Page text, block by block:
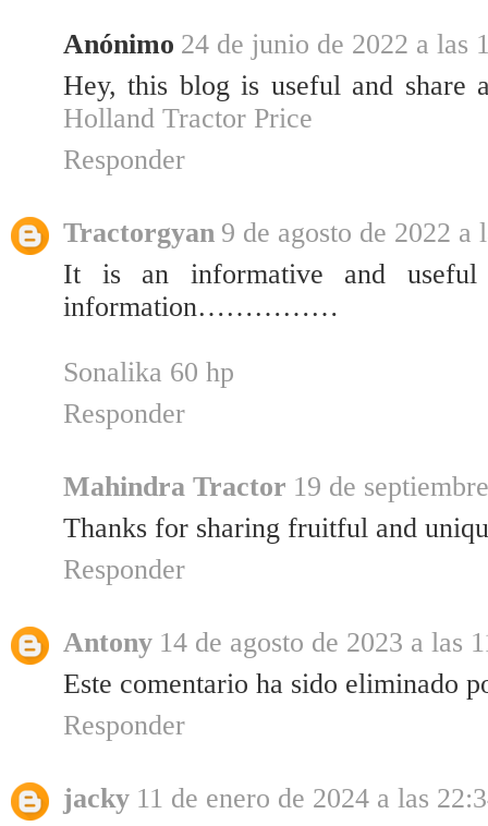
Anónimo 24 de junio de 2022 a las
Hey, this blog is useful and
Holland Tractor Price
Responder
Tractorgyan 9 de agosto de 2022 a
It is an informative and
information……………
Sonalika 60 hp
Responder
Mahindra Tractor 19 de
Thanks for sharing fruitful and
Responder
Antony 14 de agosto de 2023 a las
Este comentario ha sido eliminado
Responder
jacky 11 de enero de 2024 a las